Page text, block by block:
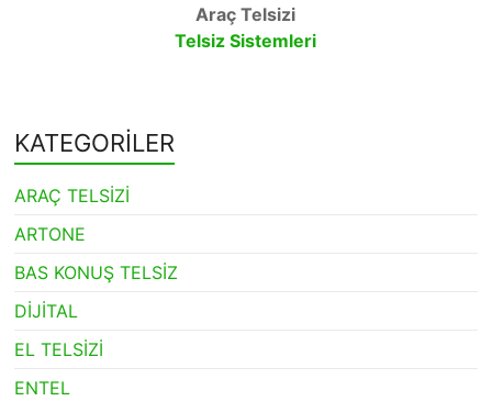
Araç Telsizi
Telsiz Sistemleri
KATEGORİLER
ARAÇ TELSİZİ
ARTONE
BAS KONUŞ TELSİZ
DİJİTAL
EL TELSİZİ
ENTEL